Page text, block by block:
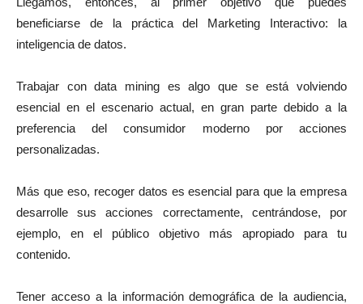
beneficiarse de la práctica del Marketing Interactivo: la
inteligencia de datos.
Trabajar con data mining es algo que se está volviendo
esencial en el escenario actual, en gran parte debido a la
preferencia del consumidor moderno por acciones
personalizadas.
Más que eso, recoger datos es esencial para que la empresa
desarrolle sus acciones correctamente, centrándose, por
ejemplo, en el público objetivo más apropiado para tu
contenido.
Tener acceso a la información demográfica de la audiencia,